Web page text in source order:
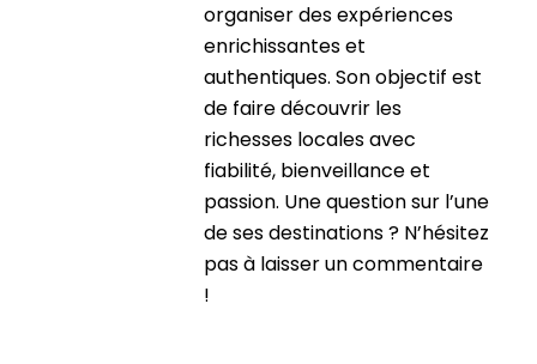
organiser des expériences
enrichissantes et
authentiques. Son objectif est
de faire découvrir les
richesses locales avec
fiabilité, bienveillance et
passion. Une question sur l’une
de ses destinations ? N’hésitez
pas à laisser un commentaire
!